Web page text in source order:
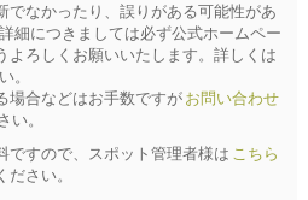
でなかったり、誤りがある可能性があ
細につきましては必ず公式ホームペー
よろしくお願いいたします。詳しくは
。
場合などはお手数ですが お問い合わせ
い。
すので、スポット管理者様は こちら
さい。